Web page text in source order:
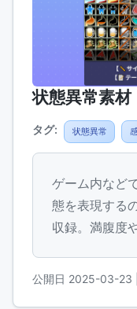
状態異常素材
タグ: 状態異常
ゲーム内など
態を表現する
収録。満腹度
公開日 2025-03-23